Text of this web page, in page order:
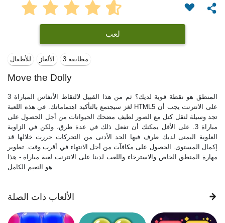
لعب
للأطفال الألغاز مطابقة 3
Move the Dolly
المنطق هو نقطة قوية لديك؟ ثم من هذا القبيل لالتقاط الأنفاس المباراة 3
لغز سيجتمع بالتأكيد اهتماماتك. في هذه اللعبة HTML5 على الانترنت يجب أن
تجد وسيلة لنقل كتل مع الصور لطيف مضحك الحيوانات من أجل الحصول على
مباراة 3. على الأقل يمكنك أن تفعل ذلك في عدة طرق، ولكن في الزاوية
العلوية اليمنى لديك طرف فيها الحد الأدنى من التحركات حررت خلالها قد
إكمال المستوى. الحصول على مكافآت من أجل الانتهاء في أقرب وقت. تطوير
مهارة المنطق الخاص والاسترخاء واللعب لدينا على الانترنت لعبة مباراة - هذا
الألعاب ذات الصلة